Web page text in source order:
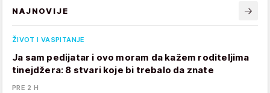
NAJNOVIJE
ŽIVOT I VASPITANJE
Ja sam pedijatar i ovo moram da kažem roditeljima
tinejdžera: 8 stvari koje bi trebalo da znate
PRE 2 H